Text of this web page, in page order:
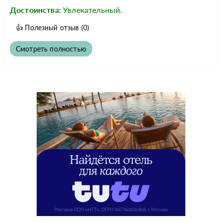
Достоинства: Увлекательный.
👍 Полезный отзыв (0)
Смотреть полностью